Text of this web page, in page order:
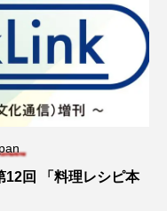
12回 「料理レシピ本